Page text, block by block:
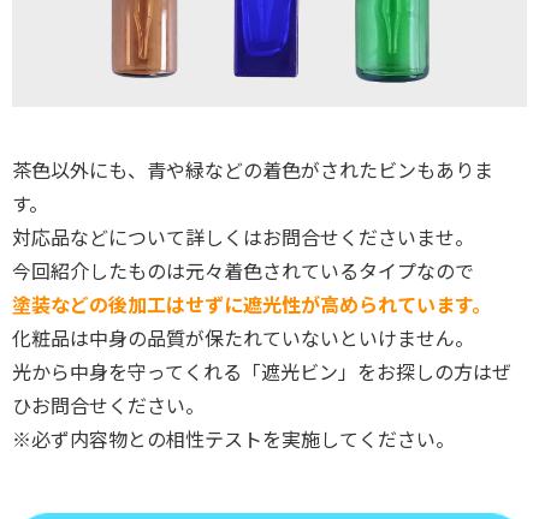
茶色以外にも、青や緑などの着色がされたビンもありま
す。
対応品などについて詳しくはお問合せくださいませ。
今回紹介したものは元々着色されているタイプなので
塗装などの後加工はせずに遮光性が高められています。
化粧品は中身の品質が保たれていないといけません。
光から中身を守ってくれる「遮光ビン」をお探しの方はぜ
ひお問合せください。
※必ず内容物との相性テストを実施してください。